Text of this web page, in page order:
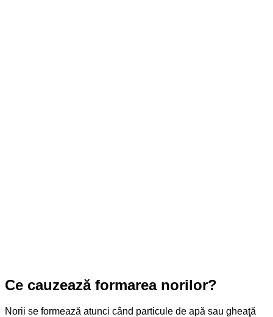
Ce cauzează formarea norilor?
Norii se formează atunci când particule de apă sau gheaţă